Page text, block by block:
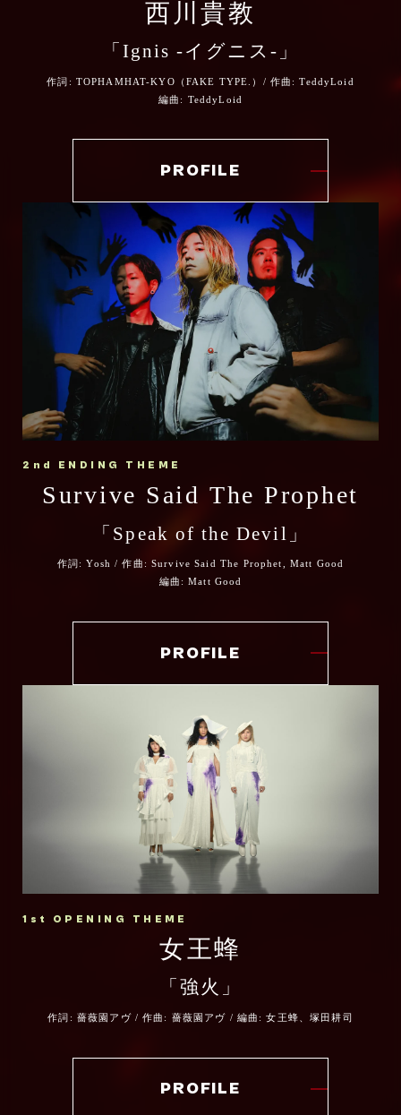
ス」を主催、以降地元自治体の協力のもと毎年
令和二(2020)年度滋賀県文化功労賞受賞。令和
六(2024)年11月、野洲市市民栄誉賞受賞。
公式X（旧Twitter）
公式Instagram
公式YouTube
ARTIST COMMENT
「Ignis -イグニス-」で『炎炎ノ消防隊 参ノ
章』第2クール オープニングテーマを担当さ
せていただく、西川貴教です。
作品が遂にクライマックスへ向かう中、その
壮大な世界観と熱量を音楽で後押しさせてい
に身が引き締まる思いです。
以前から親交のあったTeddyLoidくんと、今
した「Ignis -イグニス-」で、2026年の幕開
けにふさわしい刺激的なクリエイションをお
届けできたらと思います。
タイトルの“Ignis”はラテン語で“燃え上がる
力”や“内に宿る熱”を意味する言葉ですが、大
災害、アドラ、再創世――すべてが凝縮され
た最終章で、人々が抱く“絶望”と“希望”の両
方を、未来を切り拓く光の象徴として音に昇
華することを目指しました。
「Ignis -イグニス-」を通じて、これまでに
なかった、かつてない西川貴教を感じていた
だければと思います。
いよいよ最終章を迎える『炎炎ノ消防隊』の
公式 HP
公式X（旧Twitter）
公式TikTok
ARTIST COMMENT
日本にいるとアニメ／漫画を好きになる機会
が多いと思いますが、ここまで愛す作品に出
会い楽曲を作る機会をもらえた事を心の奥底
から感謝してます！
ずっとコラボをしたかった先輩そして永遠の
ライバルMasato をトラックに迎えてシーズ
ン2からのシーズン3、そしてフィナーレの旅
をサバプロの新曲Speak of the Devil と共
に楽しんでもらえたら幸せです！
TikTok
Instagram(オフィシャル)
ARTIST COMMENT
うれしいことに炎のご縁があったのか、今回
「強火」と言う楽曲を書かせて頂きました。
心をコンロに見立ててみると、誰しも一番最
初は思いっきりスイッチをひねって点火する
筈。
どんなにやるせ無い戦いのなかでも、生活の
なかでも、何度でも火を起こしていたい。
どこか静かでありながらも灼熱なこの楽曲
が、作品世界で流れることを、たのしみにし
アヴちゃん(女王蜂)
ARTIST COMMENT
アニメ炎炎ノ消防隊 参ノ章 第1クールEDに
まず素直にファンです。
少年漫画的なアツさを十二分に纏いながら、
トンガりきってるダークファンタジー。
ズラしまくりなのに王道、なんか変なのに超
愛すべきキャラたち、ダークさの中にあるポ
ップで洒落たあじつけ・・・。
そして主人公がギザ歯・・・・。ぼくの求め
ていた漫画がここにあった。
そして何より度肝抜かれた、今回のアニメで
描かれるであろう漫画史に残る衝撃のシー
ン・・・・。
畑は違えど、刺激を受けまくっていました。
物語はクライマックスに向かっていきます
"Time Has Come"なナンバーを梅田サイフ
ァーがお届けします。
楽しんでいただけたら！
@fireforce_pr @fireforce_pr
西川貴教
「Ignis -イグニス-」
作詞: TOPHAMHAT-KYO（FAKE TYPE.）/ 作曲: TeddyLoid
編曲: TeddyLoid
PROFILE
2nd ENDING THEME
Survive Said The Prophet
「Speak of the Devil」
作詞: Yosh / 作曲: Survive Said The Prophet, Matt Good
編曲: Matt Good
PROFILE
1st OPENING THEME
女王蜂
「強火」
作詞: 薔薇園アヴ / 作曲: 薔薇園アヴ / 編曲: 女王蜂、塚田耕司
PROFILE